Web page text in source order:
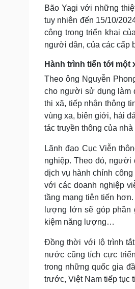
Bão Yagi với những
tuy nhiên đến 15/10/
công trong triển khai
người dân, của các cấp
Hành trình tiến tới một
Theo ông Nguyễn
cho người sử dụng làm
thị xã, tiếp nhận thông
vùng xa, biên giới, hải
tác truyền thông của
Lãnh đạo Cục Viễn
nghiệp. Theo đó, người
dịch vụ hành chính
với các doanh nghiệp
tầng mạng tiên tiến
lượng lớn sẽ góp phần
kiệm năng lượng…
Đồng thời với lộ trình
nước cũng tích cực
trong những quốc gia
trước, Việt Nam tiếp tục